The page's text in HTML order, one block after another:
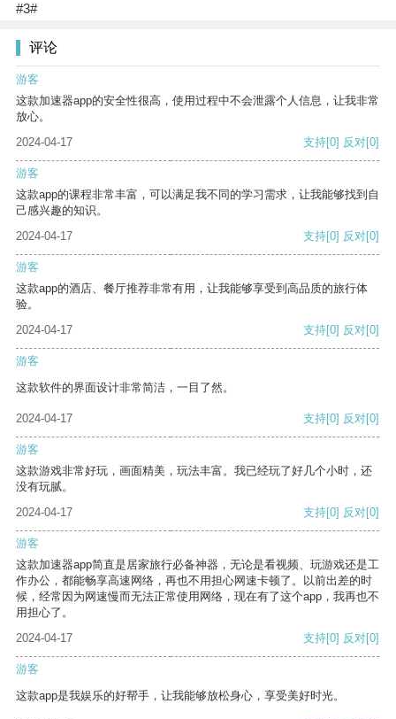
#3#
评论
游客
这款加速器app的安全性很高，使用过程中不会泄露个人信息，让我非常
放心。
2024-04-17
支持[0] 反对[0]
游客
这款app的课程非常丰富，可以满足我不同的学习需求，让我能够找到自
己感兴趣的知识。
2024-04-17
支持[0] 反对[0]
游客
这款app的酒店、餐厅推荐非常有用，让我能够享受到高品质的旅行体
验。
2024-04-17
支持[0] 反对[0]
游客
这款软件的界面设计非常简洁，一目了然。
2024-04-17 支持[0] 反对[0]
游客
这款游戏非常好玩，画面精美，玩法丰富。我已经玩了好几个小时，还
没有玩腻。
2024-04-17
支持[0] 反对[0]
游客
这款加速器app简直是居家旅行必备神器，无论是看视频、玩游戏还是工
作办公，都能畅享高速网络，再也不用担心网速卡顿了。以前出差的时
候，经常因为网速慢而无法正常使用网络，现在有了这个app，我再也不
用担心了。
2024-04-17
支持[0] 反对[0]
游客
这款app是我娱乐的好帮手，让我能够放松身心，享受美好时光。